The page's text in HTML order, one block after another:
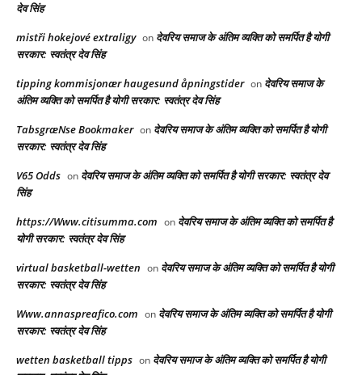
देव सिंह
mistři hokejové extraligy on देवरिय समाज के अंतिम व्यक्ति को समर्पित है योगी
सरकार: स्वतंत्र देव सिंह
tipping kommisjonær haugesund åpningstider on देवरिय समाज के
अंतिम व्यक्ति को समर्पित है योगी सरकार: स्वतंत्र देव सिंह
TabsgræNse Bookmaker on देवरिय समाज के अंतिम व्यक्ति को समर्पित है योगी
सरकार: स्वतंत्र देव सिंह
V65 Odds on देवरिय समाज के अंतिम व्यक्ति को समर्पित है योगी सरकार: स्वतंत्र देव
सिंह
https://Www.citisumma.com on देवरिय समाज के अंतिम व्यक्ति को समर्पित है
योगी सरकार: स्वतंत्र देव सिंह
virtual basketball-wetten on देवरिय समाज के अंतिम व्यक्ति को समर्पित है योगी
सरकार: स्वतंत्र देव सिंह
Www.annaspreafico.com on देवरिय समाज के अंतिम व्यक्ति को समर्पित है योगी
सरकार: स्वतंत्र देव सिंह
wetten basketball tipps on देवरिय समाज के अंतिम व्यक्ति को समर्पित है योगी